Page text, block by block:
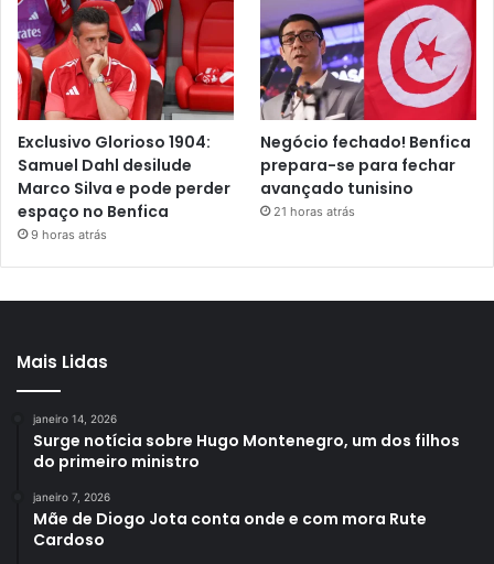
Exclusivo Glorioso 1904:
Samuel Dahl desilude
Marco Silva e pode perder
espaço no Benfica
9 horas atrás
Negócio fechado! Benfica
prepara-se para fechar
avançado tunisino
21 horas atrás
Mais Lidas
janeiro 14, 2026
Surge notícia sobre Hugo Montenegro, um dos filhos
do primeiro ministro
janeiro 7, 2026
Mãe de Diogo Jota conta onde e com mora Rute
Cardoso